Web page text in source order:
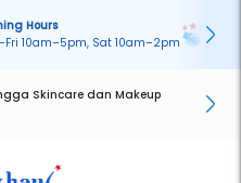
Hours
10am–5pm, Sat 10am–2pm
Skincare dan Makeup